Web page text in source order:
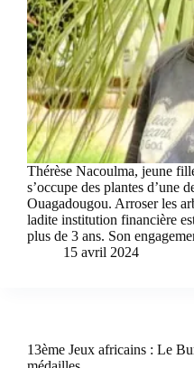
Thérèse Nacoulma, jeune
s’occupe des plantes d’une
Ouagadougou. Arroser les
ladite institution financière
plus de 3 ans. Son
15 avril 2024
13ème Jeux africains : Le